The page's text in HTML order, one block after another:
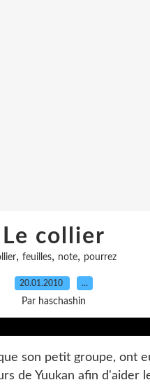
Le collier
, feuilles, note, pourrez
20.01.2010 …
Par haschashin
son petit groupe, ont
de Yuukan afin d'aider